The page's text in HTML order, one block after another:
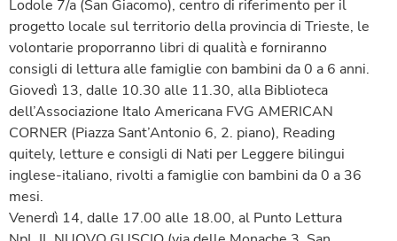
Lodole 7/a (San Giacomo), centro di riferimento per il
progetto locale sul territorio della provincia di Trieste, le
volontarie proporranno libri di qualità e forniranno
consigli di lettura alle famiglie con bambini da 0 a 6 anni.
Giovedì 13, dalle 10.30 alle 11.30, alla Biblioteca
dell’Associazione Italo Americana FVG AMERICAN
CORNER (Piazza Sant’Antonio 6, 2. piano), Reading
quitely, letture e consigli di Nati per Leggere bilingui
inglese-italiano, rivolti a famiglie con bambini da 0 a 36
mesi.
Venerdì 14, dalle 17.00 alle 18.00, al Punto Lettura